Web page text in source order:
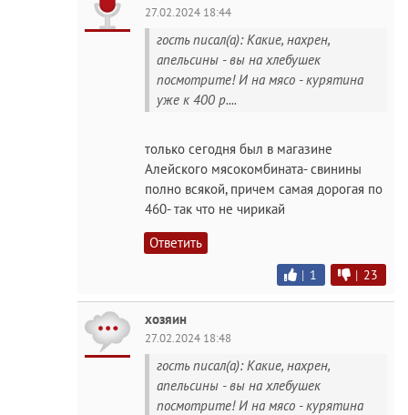
27.02.2024 18:44
гость писал(а): Какие, нахрен,
апельсины - вы на хлебушек
посмотрите! И на мясо - курятина
уже к 400 р....
только сегодня был в магазине
Алейского мясокомбината- свинины
полно всякой, причем самая дорогая по
460- так что не чирикай
Ответить
| 1 | 23
хозяин
27.02.2024 18:48
гость писал(а): Какие, нахрен,
апельсины - вы на хлебушек
посмотрите! И на мясо - курятина